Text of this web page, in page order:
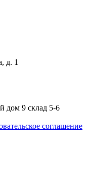
д. 1
дом 9 склад 5-6
соглашение